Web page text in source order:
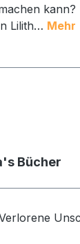
kann?
Lilith… Mehr
Bücher